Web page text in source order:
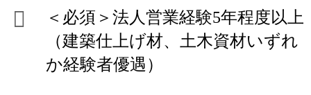
＜必須＞法人営業経験5年程度以上
（建築仕上げ材、土木資材いずれ
か経験者優遇）